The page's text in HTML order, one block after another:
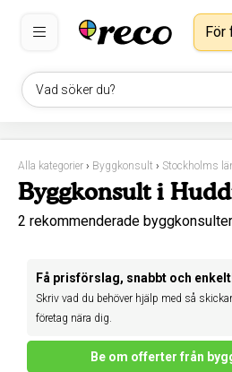
Vad söker du?
För
Alla kategorier › Byggkonsult › Stockholms
Byggkonsult i
2 rekommenderade
Få prisförslag, snabbt och
Skriv vad du behöver hjälp med så
företag nära dig.
Be om offerter från